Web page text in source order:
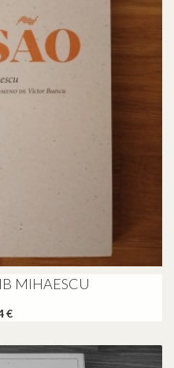
MIHAESCU
€